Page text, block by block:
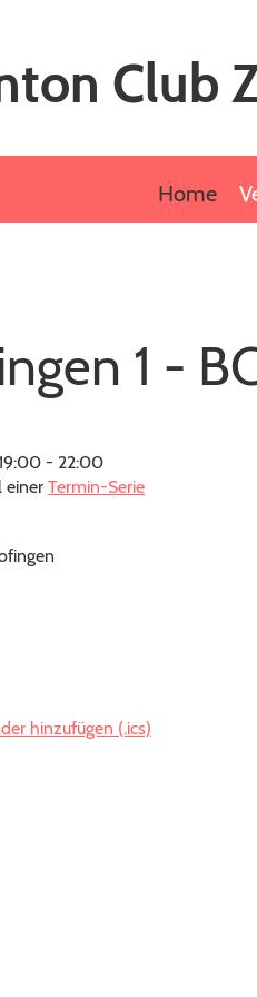
Club
Home
1 -
- 22:00
einer Termin-Serie
hinzufügen (.ics)